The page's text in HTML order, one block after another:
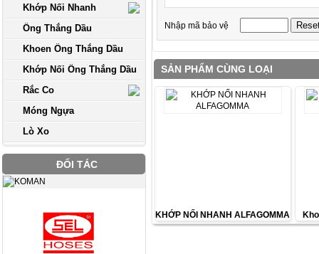
Khớp Nối Nhanh
Ống Thắng Dầu
Khoen Ống Thắng Dầu
Khớp Nối Ống Thắng Dầu
Rắc Co
Móng Ngựa
Lò Xo
ĐỐI TÁC
Nhập mã bảo vệ
SẢN PHẨM CÙNG LOẠI
KHỚP NỐI NHANH ALFAGOMMA